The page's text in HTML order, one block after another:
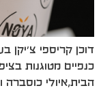
דוכן קריספי צ'יקן
כנפיים מטוגנות
הבית,איולי כוסברה